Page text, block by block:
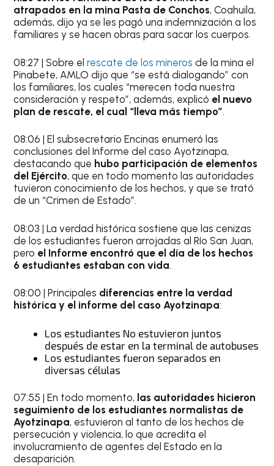
atrapados en la mina Pasta de Conchos, Coahuila,
además, dijo ya se les pagó una indemnización a los
familiares y se hacen obras para sacar los cuerpos.
08:27 | Sobre elrescate de los mineros de la mina el
Pinabete, AMLO dijo que “se está dialogando” con
los familiares, los cuales “merecen toda nuestra
consideración y respeto”, además, explicó el nuevo
plan de rescate, el cual “lleva más tiempo”.
08:06 | El subsecretario Encinas enumeró las
conclusiones del Informe del caso Ayotzinapa,
destacando que hubo participación de elementos
del Ejército, que en todo momento las autoridades
tuvieron conocimiento de los hechos, y que se trató
de un “Crimen de Estado”.
08:03 | La verdad histórica sostiene que las cenizas
de los estudiantes fueron arrojadas al Río San Juan,
pero el Informe encontró que el día de los hechos
6 estudiantes estaban con vida.
08:00 | Principales diferencias entre la verdad
histórica y el informe del caso Ayotzinapa:
Los estudiantes No estuvieron juntos
después de estar en la terminal de autobuses
Los estudiantes fueron separados en
diversas células
07:55 | En todo momento, las autoridades hicieron
seguimiento de los estudiantes normalistas de
Ayotzinapa, estuvieron al tanto de los hechos de
persecución y violencia, lo que acredita el
involucramiento de agentes del Estado en la
desaparición.